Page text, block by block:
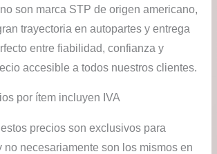
son marca STP de origen americano,
trayectoria en autopartes y entrega
entre fiabilidad, confianza y
accesible a todos nuestros clientes.
por ítem incluyen IVA
precios son exclusivos para
no necesariamente son los mismos en